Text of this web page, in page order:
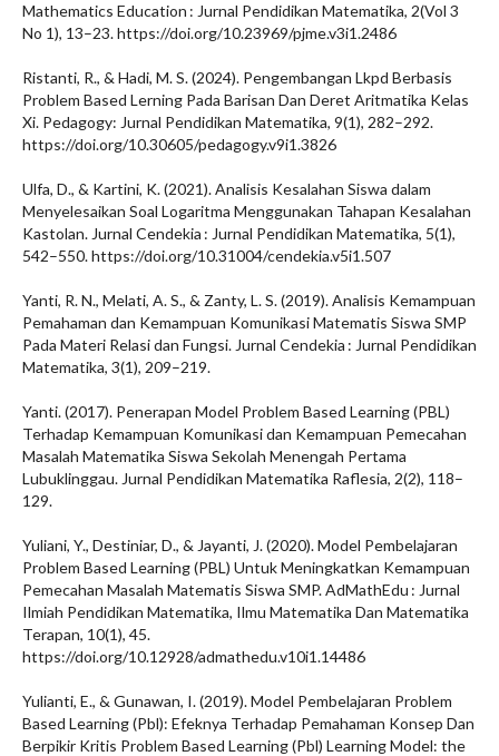
Mathematics Education : Jurnal Pendidikan Matematika, 2(Vol 3
No 1), 13–23. https://doi.org/10.23969/pjme.v3i1.2486
Ristanti, R., & Hadi, M. S. (2024). Pengembangan Lkpd Berbasis
Problem Based Lerning Pada Barisan Dan Deret Aritmatika Kelas
Xi. Pedagogy: Jurnal Pendidikan Matematika, 9(1), 282–292.
https://doi.org/10.30605/pedagogy.v9i1.3826
Ulfa, D., & Kartini, K. (2021). Analisis Kesalahan Siswa dalam
Menyelesaikan Soal Logaritma Menggunakan Tahapan Kesalahan
Kastolan. Jurnal Cendekia : Jurnal Pendidikan Matematika, 5(1),
542–550. https://doi.org/10.31004/cendekia.v5i1.507
Yanti, R. N., Melati, A. S., & Zanty, L. S. (2019). Analisis Kemampuan
Pemahaman dan Kemampuan Komunikasi Matematis Siswa SMP
Pada Materi Relasi dan Fungsi. Jurnal Cendekia : Jurnal Pendidikan
Matematika, 3(1), 209–219.
Yanti. (2017). Penerapan Model Problem Based Learning (PBL)
Terhadap Kemampuan Komunikasi dan Kemampuan Pemecahan
Masalah Matematika Siswa Sekolah Menengah Pertama
Lubuklinggau. Jurnal Pendidikan Matematika Raflesia, 2(2), 118–
129.
Yuliani, Y., Destiniar, D., & Jayanti, J. (2020). Model Pembelajaran
Problem Based Learning (PBL) Untuk Meningkatkan Kemampuan
Pemecahan Masalah Matematis Siswa SMP. AdMathEdu : Jurnal
Ilmiah Pendidikan Matematika, Ilmu Matematika Dan Matematika
Terapan, 10(1), 45.
https://doi.org/10.12928/admathedu.v10i1.14486
Yulianti, E., & Gunawan, I. (2019). Model Pembelajaran Problem
Based Learning (Pbl): Efeknya Terhadap Pemahaman Konsep Dan
Berpikir Kritis Problem Based Learning (Pbl) Learning Model: the